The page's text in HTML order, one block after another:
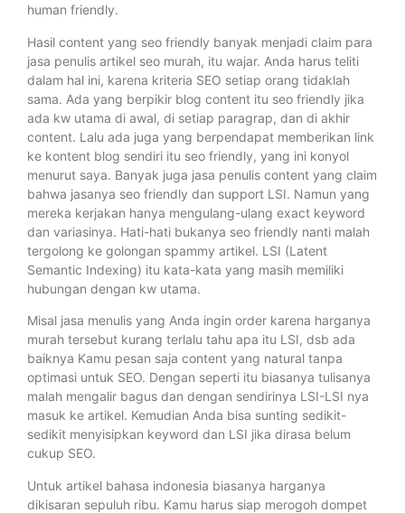
human friendly.
Hasil content yang seo friendly banyak menjadi claim para
jasa penulis artikel seo murah, itu wajar. Anda harus teliti
dalam hal ini, karena kriteria SEO setiap orang tidaklah
sama. Ada yang berpikir blog content itu seo friendly jika
ada kw utama di awal, di setiap paragrap, dan di akhir
content. Lalu ada juga yang berpendapat memberikan link
ke kontent blog sendiri itu seo friendly, yang ini konyol
menurut saya. Banyak juga jasa penulis content yang claim
bahwa jasanya seo friendly dan support LSI. Namun yang
mereka kerjakan hanya mengulang-ulang exact keyword
dan variasinya. Hati-hati bukanya seo friendly nanti malah
tergolong ke golongan spammy artikel. LSI (Latent
Semantic Indexing) itu kata-kata yang masih memiliki
hubungan dengan kw utama.
Misal jasa menulis yang Anda ingin order karena harganya
murah tersebut kurang terlalu tahu apa itu LSI, dsb ada
baiknya Kamu pesan saja content yang natural tanpa
optimasi untuk SEO. Dengan seperti itu biasanya tulisanya
malah mengalir bagus dan dengan sendirinya LSI-LSI nya
masuk ke artikel. Kemudian Anda bisa sunting sedikit-
sedikit menyisipkan keyword dan LSI jika dirasa belum
cukup SEO.
Untuk artikel bahasa indonesia biasanya harganya
dikisaran sepuluh ribu. Kamu harus siap merogoh dompet